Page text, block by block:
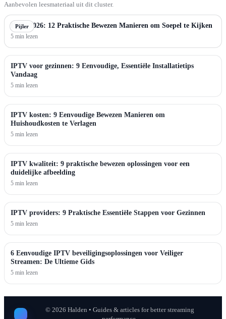
Aanbevolen leesmateriaal uit dit cluster.
Pijler
IPTV 2026: 12 Praktische Bewezen Manieren om Soepel te Kijken
5 min lezen
IPTV voor gezinnen: 9 Eenvoudige, Essentiële Installatietips
Vandaag
5 min lezen
IPTV kosten: 9 Eenvoudige Bewezen Manieren om
Huishoudkosten te Verlagen
5 min lezen
IPTV kwaliteit: 9 praktische bewezen oplossingen voor een
duidelijke afbeelding
5 min lezen
IPTV providers: 9 Praktische Essentiële Stappen voor Gezinnen
5 min lezen
6 Eenvoudige IPTV beveiligingsoplossingen voor Veiliger
Streamen: De Ultieme Gids
5 min lezen
© 2026 Halden • Guides & articles for better streaming